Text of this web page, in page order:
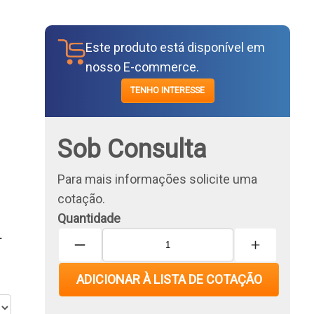
Este produto está disponível em
nosso E-commerce.
TENHO INTERESSE
Sob Consulta
Para mais informações solicite uma
cotação.
Quantidade
ADICIONAR À LISTA DE COTAÇÃO